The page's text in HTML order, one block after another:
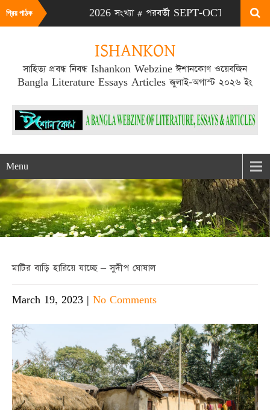
প্রিয় পাঠক
JULY-AUG 2026 সংখ্যা # পরবর্তী SEPT-OCT 2026 সংখ্যা
ISHANKON
সাহিত্য প্রবন্ধ নিবন্ধ Ishankon Webzine ঈশানকোণ ওয়েবজিন
Bangla Literature Essays Articles জুলাই-অগাস্ট ২০২৬ ইং
Menu
মাটির বাড়ি হারিয়ে যাচ্ছে – সুদীপ ঘোষাল
March 19, 2023 | No Comments